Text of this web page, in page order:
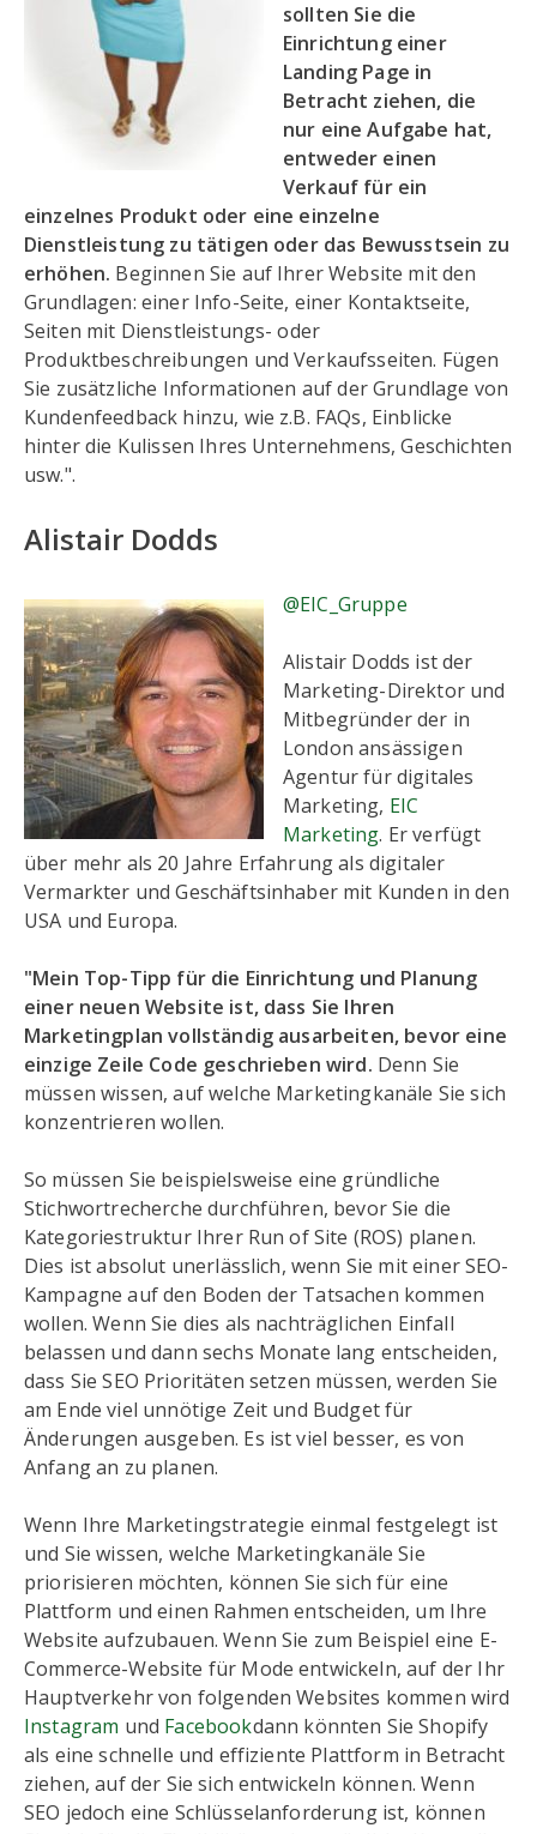
sollten Sie die
Einrichtung einer
Landing Page in
Betracht ziehen, die
nur eine Aufgabe hat,
entweder einen
Verkauf für ein
einzelnes Produkt oder eine einzelne
Dienstleistung zu tätigen oder das Bewusstsein zu
erhöhen. Beginnen Sie auf Ihrer Website mit den
Grundlagen: einer Info-Seite, einer Kontaktseite,
Seiten mit Dienstleistungs- oder
Produktbeschreibungen und Verkaufsseiten. Fügen
Sie zusätzliche Informationen auf der Grundlage von
Kundenfeedback hinzu, wie z.B. FAQs, Einblicke
hinter die Kulissen Ihres Unternehmens, Geschichten
usw.".
Alistair Dodds
@EIC_Gruppe
Alistair Dodds ist der
Marketing-Direktor und
Mitbegründer der in
London ansässigen
Agentur für digitales
Marketing, EIC
Marketing. Er verfügt
über mehr als 20 Jahre Erfahrung als digitaler
Vermarkter und Geschäftsinhaber mit Kunden in den
USA und Europa.
"Mein Top-Tipp für die Einrichtung und Planung
einer neuen Website ist, dass Sie Ihren
Marketingplan vollständig ausarbeiten, bevor eine
einzige Zeile Code geschrieben wird. Denn Sie
müssen wissen, auf welche Marketingkanäle Sie sich
konzentrieren wollen.
So müssen Sie beispielsweise eine gründliche
Stichwortrecherche durchführen, bevor Sie die
Kategoriestruktur Ihrer Run of Site (ROS) planen.
Dies ist absolut unerlässlich, wenn Sie mit einer SEO-
Kampagne auf den Boden der Tatsachen kommen
wollen. Wenn Sie dies als nachträglichen Einfall
belassen und dann sechs Monate lang entscheiden,
dass Sie SEO Prioritäten setzen müssen, werden Sie
am Ende viel unnötige Zeit und Budget für
Änderungen ausgeben. Es ist viel besser, es von
Anfang an zu planen.
Wenn Ihre Marketingstrategie einmal festgelegt ist
und Sie wissen, welche Marketingkanäle Sie
priorisieren möchten, können Sie sich für eine
Plattform und einen Rahmen entscheiden, um Ihre
Website aufzubauen. Wenn Sie zum Beispiel eine E-
Commerce-Website für Mode entwickeln, auf der Ihr
Hauptverkehr von folgenden Websites kommen wird
Instagram und Facebookdann könnten Sie Shopify
als eine schnelle und effiziente Plattform in Betracht
ziehen, auf der Sie sich entwickeln können. Wenn
SEO jedoch eine Schlüsselanforderung ist, können